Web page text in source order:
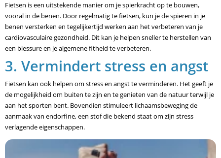
Fietsen is een uitstekende manier om je spierkracht op te bouwen,
vooral in de benen. Door regelmatig te fietsen, kun je de spieren in je
benen versterken en tegelijkertijd werken aan het verbeteren van je
cardiovasculaire gezondheid. Dit kan je helpen sneller te herstellen van
een blessure en je algemene fitheid te verbeteren.
3. Vermindert stress en angst
Fietsen kan ook helpen om stress en angst te verminderen. Het geeft je
de mogelijkheid om buiten te zijn en te genieten van de natuur terwijl je
aan het sporten bent. Bovendien stimuleert lichaamsbeweging de
aanmaak van endorfine, een stof die bekend staat om zijn stress
verlagende eigenschappen.